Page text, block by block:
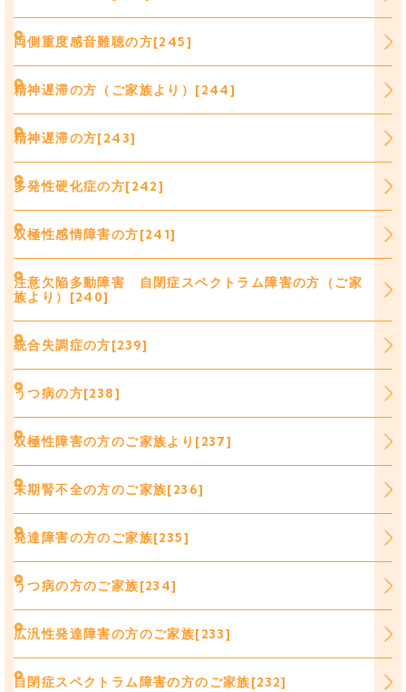
両側重度感音難聴の方[245]
精神遅滞の方（ご家族より）[244]
精神遅滞の方[243]
多発性硬化症の方[242]
双極性感情障害の方[241]
注意欠陥多動障害 自閉症スペクトラム障害の方（ご家
族より）[240]
統合失調症の方[239]
うつ病の方[238]
双極性障害の方のご家族より[237]
末期腎不全の方のご家族[236]
発達障害の方のご家族[235]
うつ病の方のご家族[234]
広汎性発達障害の方のご家族[233]
自閉症スペクトラム障害の方のご家族[232]